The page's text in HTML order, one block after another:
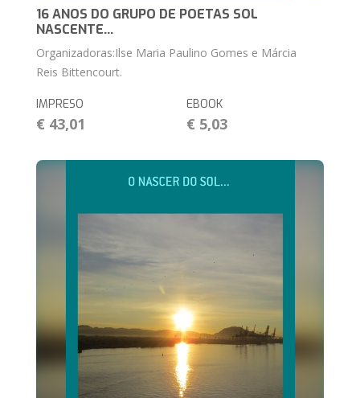
16 ANOS DO GRUPO DE POETAS SOL
NASCENTE...
Organizadoras:Ilse Maria Paulino Gomes e Márcia
Reis Bittencourt.
IMPRESO
€ 43,01
EBOOK
€ 5,03